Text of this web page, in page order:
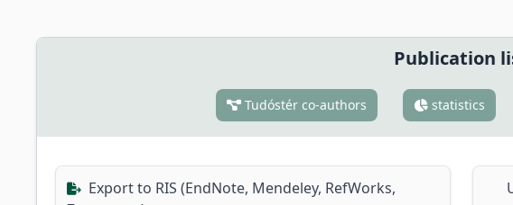
Publication
Tudóstér co-authors statistics
Export to RIS (EndNote, Mendeley, RefWorks,